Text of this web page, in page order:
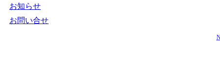
お知らせ
お問い合せ